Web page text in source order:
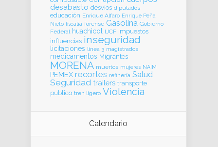
desabasto desvíos diputados
educación Enrique Alfaro Enrique Peña
Nieto fiscalia forense Gasolina Gobierno
Federal huachicol IJCF impuestos
influencias inseguridad
licitaciones línea 3 magistrados
medicamentos Migrantes
MORENA muertos mujeres NAIM
PEMEX recortes refinería Salud
Seguridad trailers transporte
publico tren ligero Violencia
Calendario